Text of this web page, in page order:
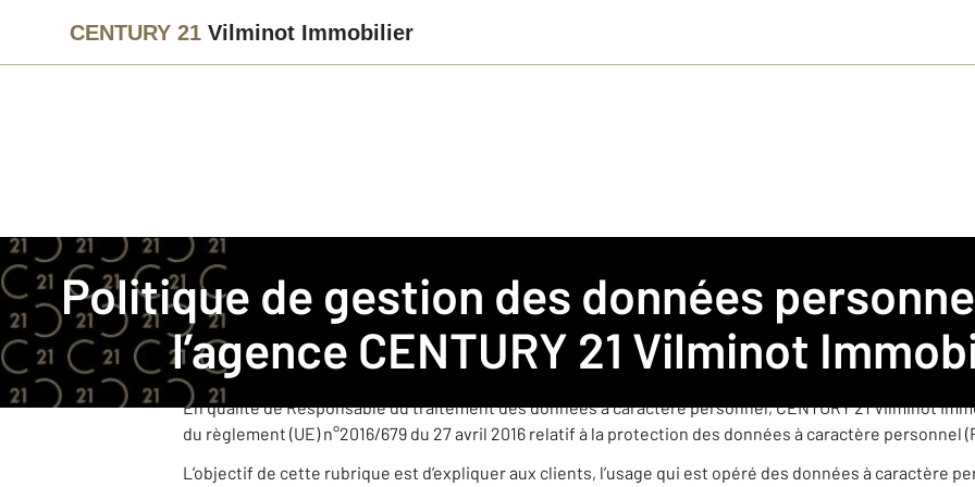
CENTURY 21 Vilminot Immobilier
Politique de gestion des données personnelles pour
l’agence CENTURY 21 Vilminot
Immobilier Politique de gestion des données personnelles pour l’agence CENTURY 21 Vilminot Immobilier
CENTURY 21 Vilminot Immobilier est une agence immobilière franchisée membre du réseau de franchise
Cette agence, juridiquement et financièrement indépendante est amenée à collecter et traiter des
dans le cadre de ses activités.
En qualité de Responsable du traitement des données à caractère personnel, CENTURY 21 Vilminot
du règlement (UE) n°2016/679 du 27 avril 2016 relatif à la protection des données à caractère personnel
L’objectif de cette rubrique est d’expliquer aux clients, l’usage qui est opéré des données à caractère